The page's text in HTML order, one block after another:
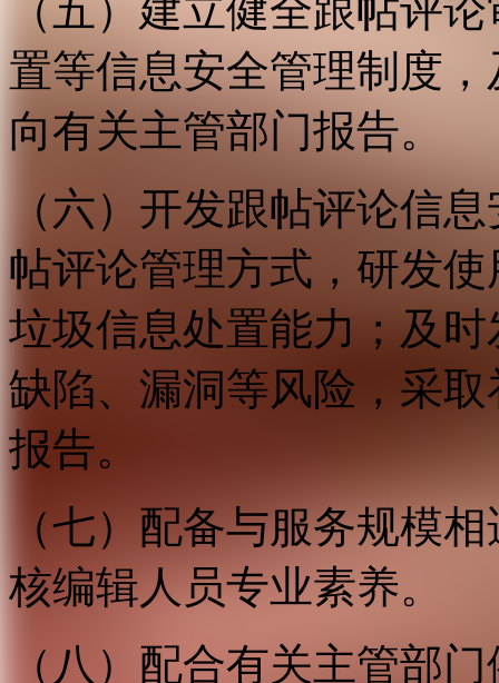
（五）建立健全跟帖评
置等信息安全管理制度
向有关主管部门报告。
（六）开发跟帖评论信
帖评论管理方式，研发
垃圾信息处置能力；及
缺陷、漏洞等风险，采
报告。
（七）配备与服务规模
核编辑人员专业素养。
（八）配合有关主管部